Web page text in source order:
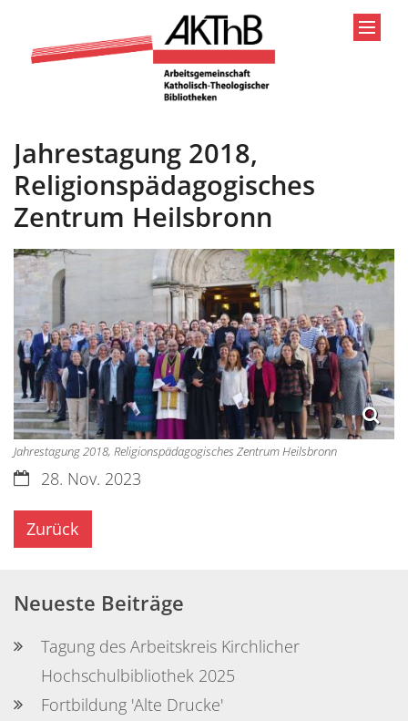
Jahrestagung 2018,
Religionspädagogisches
Zentrum Heilsbronn
Jahrestagung 2018, Religionspädagogisches Zentrum Heilsbronn
Datum:28. Nov. 2023
Zurück
Neueste Beiträge
Tagung des Arbeitskreis Kirchlicher
Hochschulbibliothek 2025
Fortbildung 'Alte Drucke'